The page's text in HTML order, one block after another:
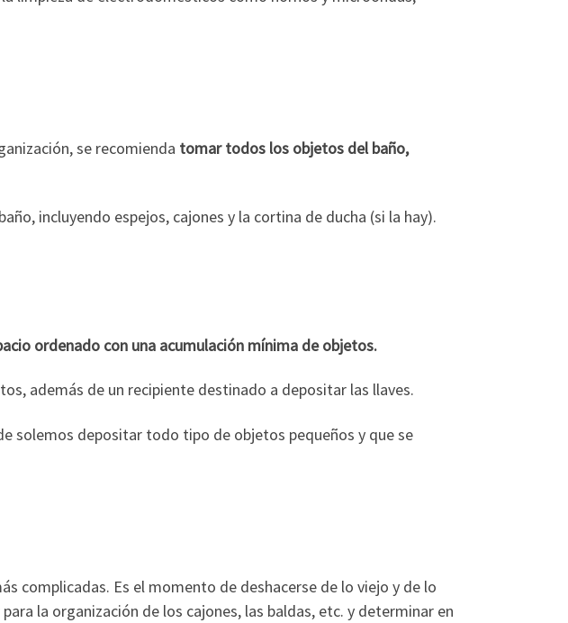
se recomienda tomar todos los objetos del baño,
incluyendo espejos, cajones y la cortina de ducha (si la hay).
ordenado con una acumulación mínima de objetos.
además de un recipiente destinado a depositar las llaves.
solemos depositar todo tipo de objetos pequeños y que se
complicadas. Es el momento de deshacerse de lo viejo y de lo
la organización de los cajones, las baldas, etc. y determinar en